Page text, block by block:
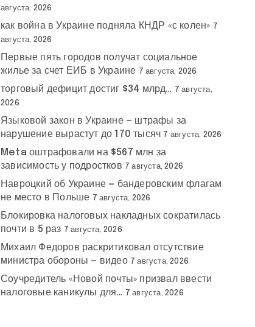
августа, 2026
как война в Украине подняла КНДР «с колен» 7
августа, 2026
Первые пять городов получат социальное
жилье за счет ЕИБ в Украине 7 августа, 2026
торговый дефицит достиг $34 млрд… 7 августа,
2026
Языковой закон в Украине — штрафы за
нарушение вырастут до 170 тысяч 7 августа, 2026
Meta оштрафовали на $567 млн за
зависимость у подростков 7 августа, 2026
Навроцкий об Украине — бандеровским флагам
не место в Польше 7 августа, 2026
Блокировка налоговых накладных сократилась
почти в 5 раз 7 августа, 2026
Михаил Федоров раскритиковал отсутствие
министра обороны — видео 7 августа, 2026
Соучредитель «Новой почты» призвал ввести
налоговые каникулы для… 7 августа, 2026